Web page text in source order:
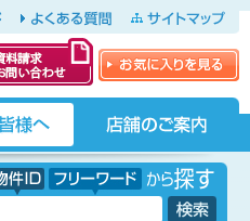
よくある質問 サイトマップ
請求・お問
わせ
ID フリーワードから探す